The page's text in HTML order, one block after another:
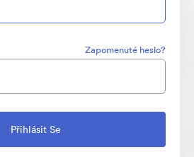
Zapomenuté heslo?